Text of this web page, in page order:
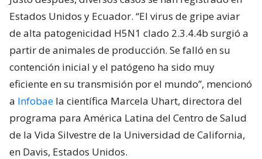
Estados Unidos y Ecuador. “El virus de gripe aviar
de alta patogenicidad H5N1 clado 2.3.4.4b surgió a
partir de animales de producción. Se falló en su
contención inicial y el patógeno ha sido muy
eficiente en su transmisión por el mundo”, mencionó
a Infobae la científica Marcela Uhart, directora del
programa para América Latina del Centro de Salud
de la Vida Silvestre de la Universidad de California,
en Davis, Estados Unidos.